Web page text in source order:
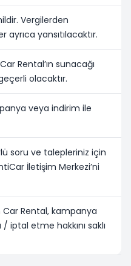
Vergilerden
yansıtılacaktır.
Rental’ın sunacağı
olacaktır.
veya indirim ile
soru ve talepleriniz için
İletişim Merkezi’ni
Rental, kampanya
iptal etme hakkını saklı